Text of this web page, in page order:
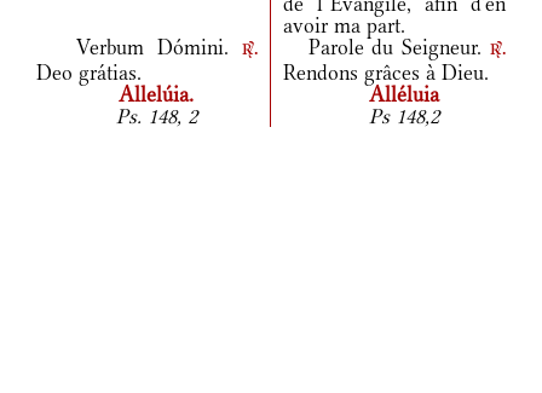
avoir ma part.
Verbum Dómini.
r.
Deo grátias.
Parole du Seigneur. r.
Rendons grâces à Dieu.
Allelúia.
Alléluia
Ps. 148, 2
Ps 148,2